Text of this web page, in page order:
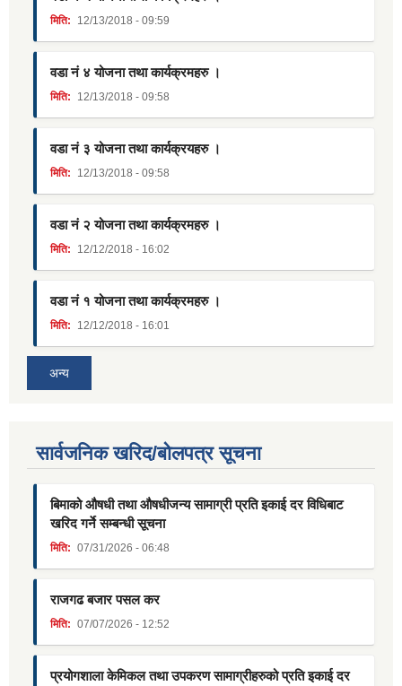
मिति: 12/13/2018 - 09:59
वडा नं ४ योजना तथा कार्यक्रमहरु ।
मिति: 12/13/2018 - 09:58
वडा नं ३ योजना तथा कार्यक्रयहरु ।
मिति: 12/13/2018 - 09:58
वडा नं २ योजना तथा कार्यक्रमहरु ।
मिति: 12/12/2018 - 16:02
वडा नं १ योजना तथा कार्यक्रमहरु ।
मिति: 12/12/2018 - 16:01
अन्य
सार्वजनिक खरिद/बोलपत्र सूचना
बिमाको औषधी तथा औषधीजन्य सामाग्री प्रति इकाई दर विधिबाट
खरिद गर्ने सम्बन्धी सूचना
मिति: 07/31/2026 - 06:48
राजगढ बजार पसल कर
मिति: 07/07/2026 - 12:52
प्रयोगशाला केमिकल तथा उपकरण सामाग्रीहरुको प्रति इकाई दर